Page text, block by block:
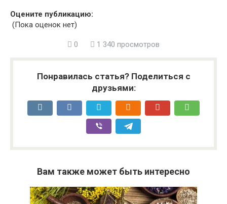
Оцените публикацию:
(Пока оценок нет)
0 1 340 просмотров
Понравилась статья? Поделиться с
друзьями:
Вам также может быть интересно